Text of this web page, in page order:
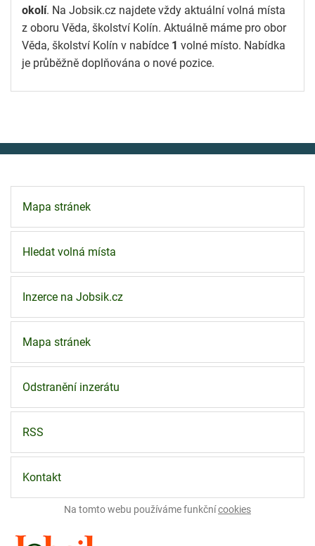
okolí. Na Jobsik.cz najdete vždy aktuální volná místa
z oboru Věda, školství Kolín. Aktuálně máme pro obor
Věda, školství Kolín v nabídce 1 volné místo. Nabídka
je průběžně doplňována o nové pozice.
Mapa stránek
Hledat volná místa
Inzerce na Jobsik.cz
Mapa stránek
Odstranění inzerátu
RSS
Kontakt
Na tomto webu používáme funkčnícookies